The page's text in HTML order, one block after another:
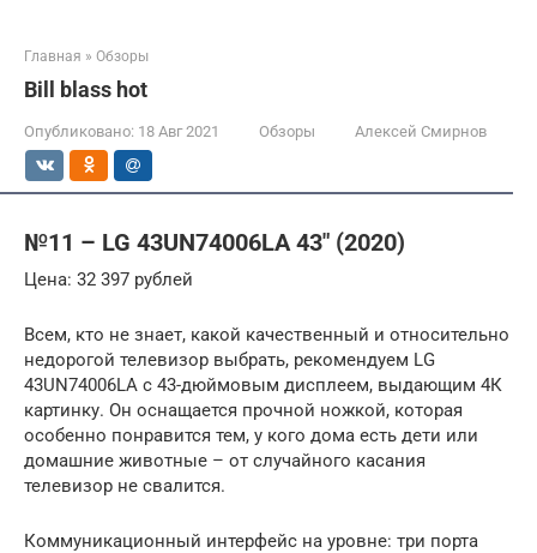
Главная » Обзоры
Bill blass hot
Опубликовано: 18 Авг 2021 Обзоры Алексей Смирнов
№11 – LG 43UN74006LA 43″ (2020)
Цена: 32 397 рублей
Всем, кто не знает, какой качественный и относительно
недорогой телевизор выбрать, рекомендуем LG
43UN74006LA с 43-дюймовым дисплеем, выдающим 4К
картинку. Он оснащается прочной ножкой, которая
особенно понравится тем, у кого дома есть дети или
домашние животные – от случайного касания
телевизор не свалится.
Коммуникационный интерфейс на уровне: три порта